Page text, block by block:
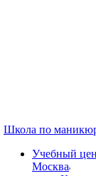
Школа по
Учебный
Москва